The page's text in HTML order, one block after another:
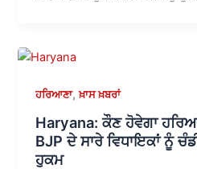
ਹਰਿਆਣਾ,ਖ਼ਾਸ ਖ਼ਬਰਾਂ
Haryana: ਕੌਣ ਹੋਵੇਗਾ
BJP ਦੇ ਸਾਰੇ ਵਿਧਾਇਕਾਂ ਨੂੰ
ਹੁਕਮ